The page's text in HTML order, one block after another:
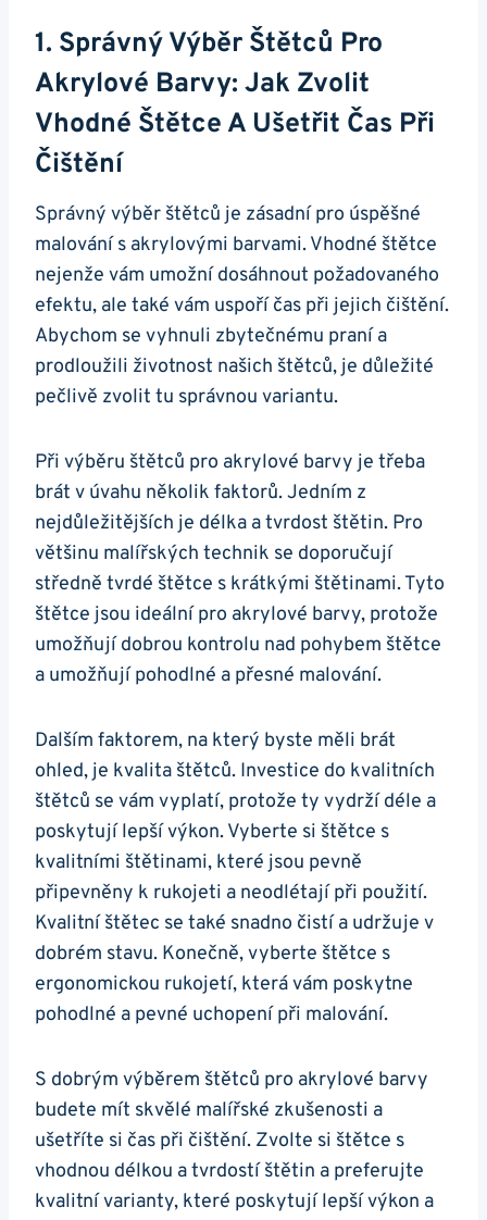
1. Správný Výběr Štětců Pro
Akrylové Barvy: Jak Zvolit
⁢vhodné Štětce A Ušetřit Čas Při
Čištění
Správný ⁢výběr štětců je zásadní pro úspěšné
malování s akrylovými barvami. Vhodné ‍štětce
nejenže vám umožní dosáhnout požadovaného
efektu, ⁣ale také‍ vám uspoří‌ čas při ⁢jejich čištění.
Abychom se vyhnuli⁣ zbytečnému praní a
prodloužili životnost našich štětců, je důležité
pečlivě zvolit tu správnou​ variantu.
Při výběru ​štětců pro ⁤akrylové barvy ‍je třeba⁣
brát ⁤v úvahu několik faktorů. Jedním z
nejdůležitějších je délka a‌ tvrdost ⁢štětin. Pro
většinu malířských technik se doporučují
středně tvrdé‌ štětce s‌ krátkými štětinami. Tyto‍
štětce jsou ideální pro akrylové barvy, protože
umožňují dobrou kontrolu nad pohybem štětce
a​ umožňují pohodlné a přesné malování.
Dalším faktorem, na který byste měli brát
ohled, ⁤je kvalita štětců.⁣ Investice ⁤do kvalitních⁣
štětců ⁣se vám vyplatí, protože ty vydrží déle a
poskytují lepší výkon.⁤ Vyberte si štětce s
kvalitními štětinami, které jsou pevně
připevněny ⁤k rukojeti a‍ neodlétají při použití.
Kvalitní⁣ štětec se také snadno čistí ‍a udržuje v⁤
dobrém stavu. Konečně, vyberte štětce s
⁢ergonomickou rukojetí, která vám poskytne
pohodlné a pevné⁤ uchopení při malování.
S dobrým výběrem štětců ⁢pro ‌akrylové barvy
budete‍ mít skvělé malířské zkušenosti a
ušetříte si čas při čištění. Zvolte si⁤ štětce s
vhodnou délkou a tvrdostí štětin a preferujte
kvalitní varianty, které poskytují lepší výkon a